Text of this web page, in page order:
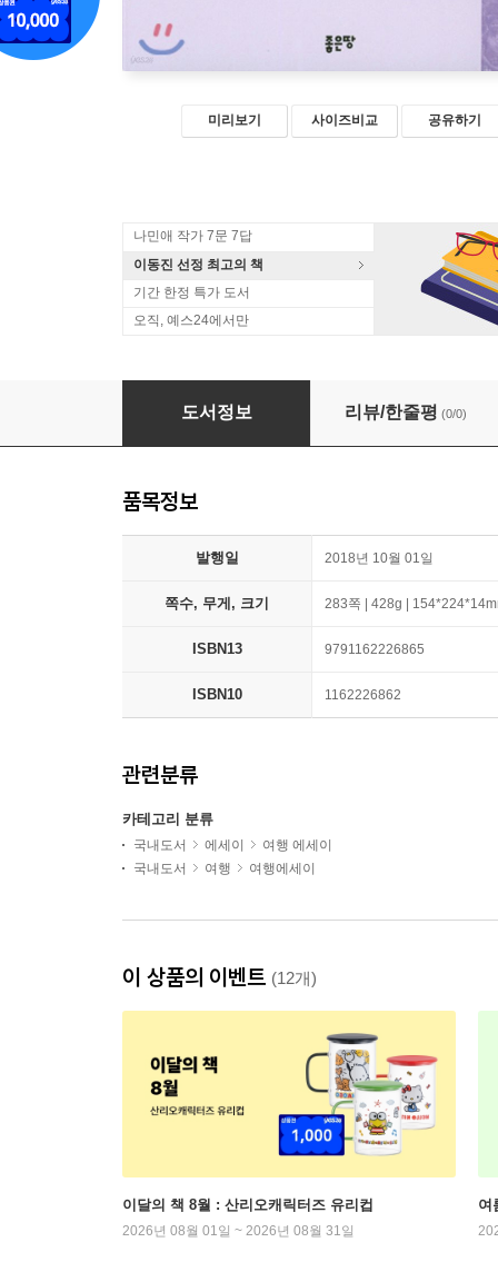
미리보기 사이즈비교 공유하기
나민애 작가 7문 7답
이동진 선정 최고의 책
기간 한정 특가 도서
오직, 예스24에서만
사무엘 정 투어 에피소드
도서정보 리뷰/한줄평 (0/0)
품목정보
발행일 2018년 10월 01일
쪽수, 무게, 크기 283쪽 | 428g |
ISBN13 9791162226865
ISBN10 1162226862
관련분류
카테고리 분류
국내도서 에세이
여행 에세이
국내도서
여행 여행에세이
이 상품의 이벤트 (12개)
이달의 책 8월 : 산리오캐릭터즈 유리컵
2026년 08월 01일 ~ 2026년 08월 31일
여